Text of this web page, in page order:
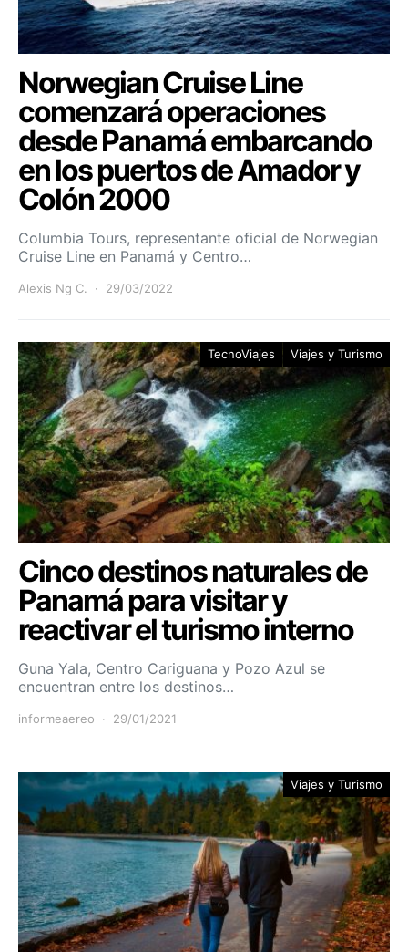
Norwegian Cruise Line
comenzará operaciones
desde Panamá embarcando
en los puertos de Amador y
Colón 2000
Columbia Tours, representante oficial de Norwegian
Cruise Line en Panamá y Centro…
Alexis Ng C. 29/03/2022
TecnoViajes Viajes y Turismo
Cinco destinos naturales de
Panamá para visitar y
reactivar el turismo interno
Guna Yala, Centro Cariguana y Pozo Azul se
encuentran entre los destinos…
informeaereo 29/01/2021
Viajes y Turismo